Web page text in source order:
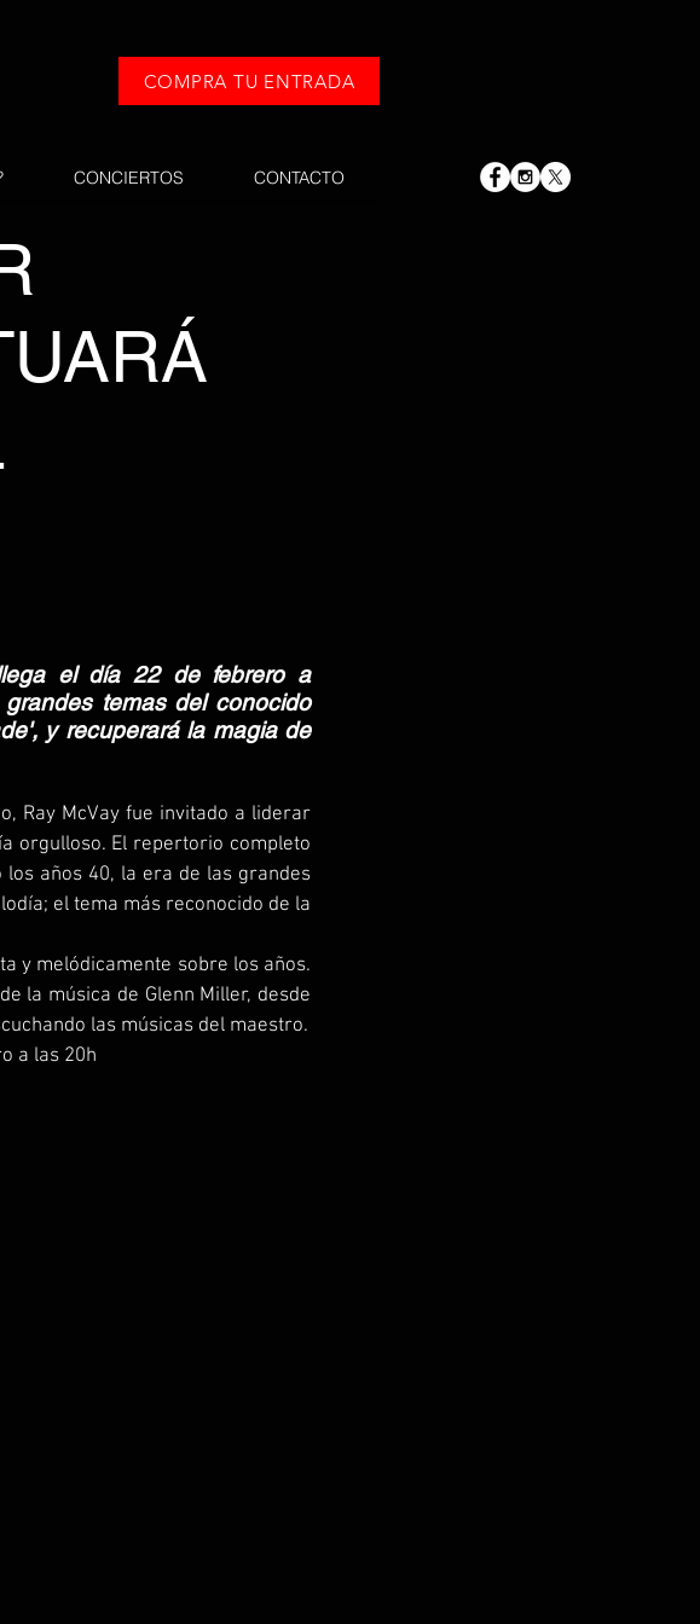
COMPRA TU ENTRADA
CONCIERTOS CONTACTO
el día 22 de febrero a
temas del conocido
y recuperará la magia de
Ray McVay fue invitado a liderar
orgulloso. El repertorio completo
años 40, la era de las grandes
el tema más reconocido de la
y melódicamente sobre los años.
la música de Glenn Miller, desde
las músicas del maestro.
a las 20h